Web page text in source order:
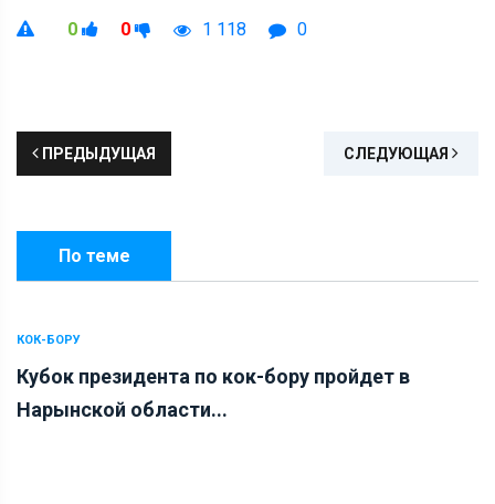
0 0 1 118 0
ПРЕДЫДУЩАЯ СЛЕДУЮЩАЯ
По теме
КОК-БОРУ
Кубок президента по кок-бору пройдет в
Нарынской области...